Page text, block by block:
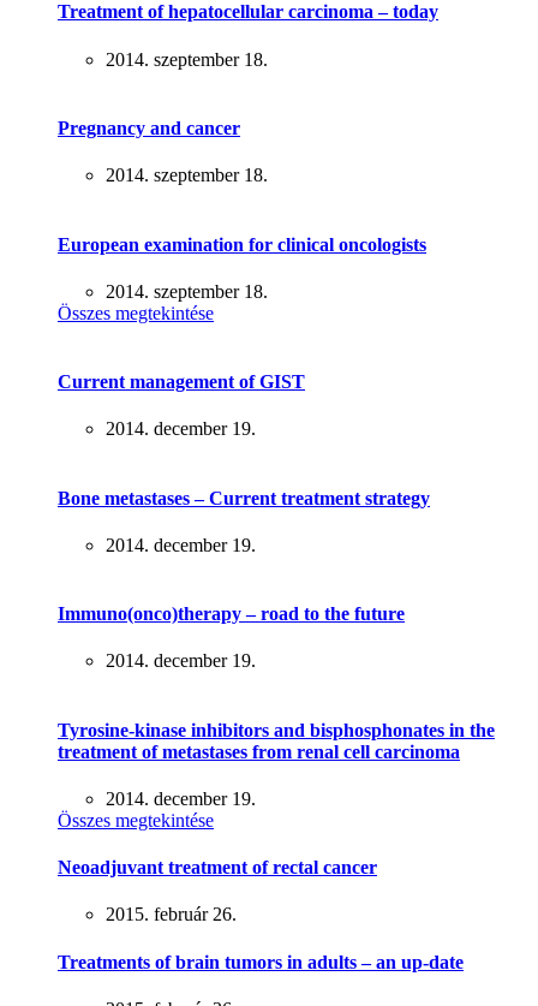
Treatment of hepatocellular carcinoma – today
2014. szeptember 18.
Pregnancy and cancer
2014. szeptember 18.
European examination for clinical oncologists
2014. szeptember 18.
Összes megtekintése
Current management of GIST
2014. december 19.
Bone metastases – Current treatment strategy
2014. december 19.
Immuno(onco)therapy – road to the future
2014. december 19.
Tyrosine-kinase inhibitors and bisphosphonates in the
treatment of metastases from renal cell carcinoma
2014. december 19.
Összes megtekintése
Neoadjuvant treatment of rectal cancer
2015. február 26.
Treatments of brain tumors in adults – an up-date